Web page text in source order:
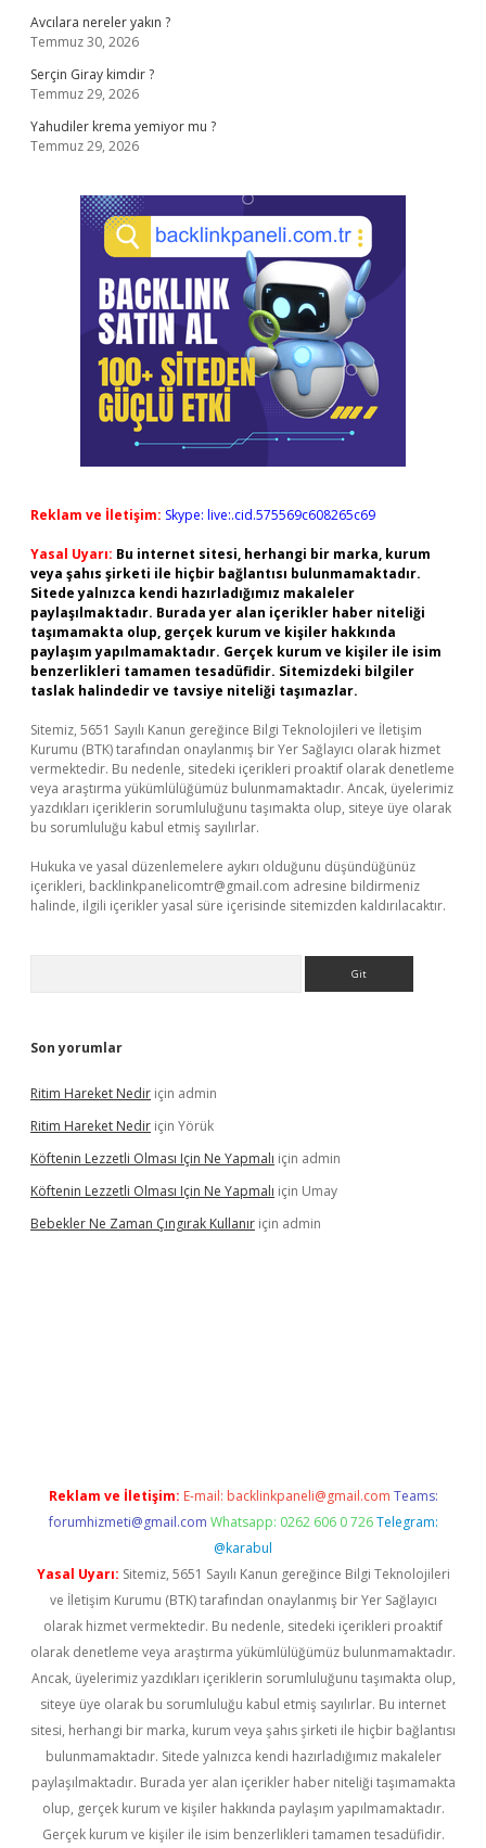
Avcılara nereler yakın ?
Temmuz 30, 2026
Serçin Giray kimdir ?
Temmuz 29, 2026
Yahudiler krema yemiyor mu ?
Temmuz 29, 2026
Reklam ve İletişim: Skype: live:.cid.575569c608265c69
Yasal Uyarı: Bu internet sitesi, herhangi bir marka, kurum
veya şahıs şirketi ile hiçbir bağlantısı bulunmamaktadır.
Sitede yalnızca kendi hazırladığımız makaleler
paylaşılmaktadır. Burada yer alan içerikler haber niteliği
taşımamakta olup, gerçek kurum ve kişiler hakkında
paylaşım yapılmamaktadır. Gerçek kurum ve kişiler ile isim
benzerlikleri tamamen tesadüfidir. Sitemizdeki bilgiler
taslak halindedir ve tavsiye niteliği taşımazlar.
Sitemiz, 5651 Sayılı Kanun gereğince Bilgi Teknolojileri ve İletişim
Kurumu (BTK) tarafından onaylanmış bir Yer Sağlayıcı olarak hizmet
vermektedir. Bu nedenle, sitedeki içerikleri proaktif olarak denetleme
veya araştırma yükümlülüğümüz bulunmamaktadır. Ancak, üyelerimiz
yazdıkları içeriklerin sorumluluğunu taşımakta olup, siteye üye olarak
bu sorumluluğu kabul etmiş sayılırlar.
Hukuka ve yasal düzenlemelere aykırı olduğunu düşündüğünüz
içerikleri, backlinkpanelicomtr@gmail.com adresine bildirmeniz
halinde, ilgili içerikler yasal süre içerisinde sitemizden kaldırılacaktır.
Son yorumlar
Ritim Hareket Nedir için admin
Ritim Hareket Nedir için Yörük
Köftenin Lezzetli Olması Için Ne Yapmalı için admin
Köftenin Lezzetli Olması Için Ne Yapmalı için Umay
Bebekler Ne Zaman Çıngırak Kullanır için admin
Reklam ve İletişim: E-mail: backlinkpaneli@gmail.com Teams:
forumhizmeti@gmail.com Whatsapp: 0262 606 0 726 Telegram:
@karabul
Yasal Uyarı: Sitemiz, 5651 Sayılı Kanun gereğince Bilgi Teknolojileri
ve İletişim Kurumu (BTK) tarafından onaylanmış bir Yer Sağlayıcı
olarak hizmet vermektedir. Bu nedenle, sitedeki içerikleri proaktif
olarak denetleme veya araştırma yükümlülüğümüz bulunmamaktadır.
Ancak, üyelerimiz yazdıkları içeriklerin sorumluluğunu taşımakta olup,
siteye üye olarak bu sorumluluğu kabul etmiş sayılırlar. Bu internet
sitesi, herhangi bir marka, kurum veya şahıs şirketi ile hiçbir bağlantısı
bulunmamaktadır. Sitede yalnızca kendi hazırladığımız makaleler
paylaşılmaktadır. Burada yer alan içerikler haber niteliği taşımamakta
olup, gerçek kurum ve kişiler hakkında paylaşım yapılmamaktadır.
Gerçek kurum ve kişiler ile isim benzerlikleri tamamen tesadüfidir.